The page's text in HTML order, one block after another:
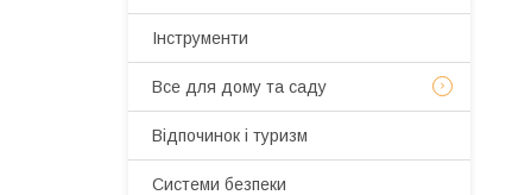
Інструменти
Все для дому та саду
Відпочинок і туризм
Системи безпеки